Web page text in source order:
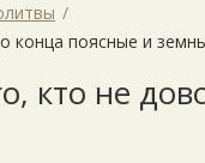
конца поясные и
кто не